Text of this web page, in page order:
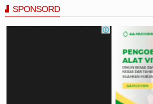
SPONSORD